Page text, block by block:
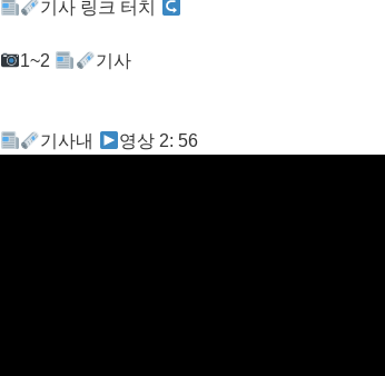
기사 링크 터치
1~2 기사
기사내 영상 2: 56